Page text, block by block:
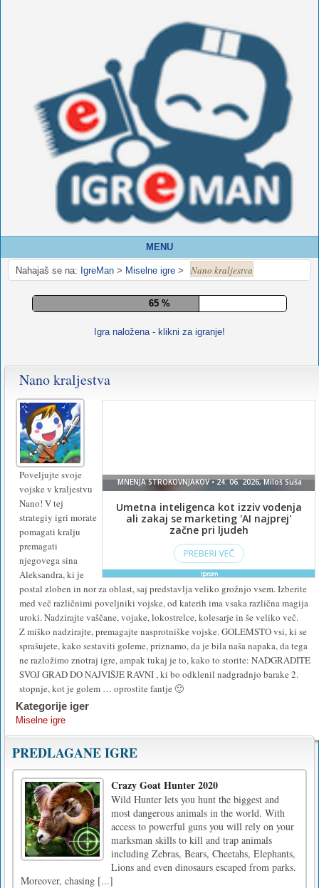
MENU
Nahajaš se na: IgreMan > Miselne igre > Nano kraljestva
70 %
Igra naložena - klikni za igranje!
Za
igranje
te
igre
namestite
ali
vklopite
Flash.
Nano kraljestva
Poveljujte svoje
vojske v kraljestvu
Nano! V tej
strategiy igri morate
pomagati kralju
premagati
njegovega sina
Aleksandra, ki je
postal zloben in nor za oblast, saj predstavlja veliko grožnjo vsem. Izberite
med več različnimi poveljniki vojske, od katerih ima vsaka različna magija
uroki. Nadzirajte vaščane, vojake, lokostrelce, kolesarje in še veliko več.
Z miško nadzirajte, premagajte nasprotniške vojske. GOLEMSTO vsi, ki se
sprašujete, kako sestaviti goleme, priznamo, da je bila naša napaka, da tega
ne razložimo znotraj igre, ampak tukaj je to, kako to storite: NADGRADITE
SVOJ GRAD DO NAJVIŠJE RAVNI , ki bo odklenil nadgradnjo barake 2.
stopnje, kot je golem … oprostite fantje 🙂
Kategorije iger
Miselne igre
PREDLAGANE IGRE
Crazy Goat Hunter 2020
Wild Hunter lets you hunt the biggest and
most dangerous animals in the world. With
access to powerful guns you will rely on your
marksman skills to kill and trap animals
including Zebras, Bears, Cheetahs, Elephants,
Lions and even dinosaurs escaped from parks.
Moreover, chasing [...]